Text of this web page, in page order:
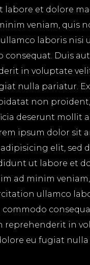
labore et dolore
veniam, quis
laboris nisi
consequat. Duis
in voluptate
nulla pariatur.
non
deserunt mollit
ipsum dolor sit
elit, sed
ut labore et
ad minim
ullamco
commodo
reprehenderit in
eu fugiat